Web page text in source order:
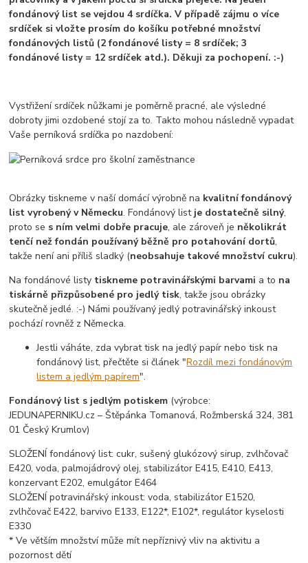
fondánový list se vejdou 4 srdíčka. V případě zájmu o více
srdíček si vložte prosím do košíku potřebné množství
fondánových listů (2 fondánové listy = 8 srdíček; 3
fondánové listy = 12 srdíček atd.). Děkuji za pochopení. :-)
Vystřižení srdíček nůžkami je poměrně pracné, ale výsledné
dobroty jimi ozdobené stojí za to. Takto mohou následně vypadat
Vaše perníková srdíčka po nazdobení:
Obrázky tiskneme v naší domácí výrobně na kvalitní fondánový
list vyrobený v Německu. Fondánový list je dostatečně silný,
proto se s ním velmi dobře pracuje, ale zároveň je několikrát
tenčí než fondán používaný běžně pro potahování dortů,
takže není ani příliš sladký (neobsahuje takové množství cukru).
Na fondánové listy tiskneme potravinářskými barvami a to na
tiskárně přizpůsobené pro jedlý tisk, takže jsou obrázky
skutečně jedlé. :-) Námi používaný jedlý potravinářský inkoust
pochází rovněž z Německa.
Jestli váháte, zda vybrat tisk na jedlý papír nebo tisk na
fondánový list, přečtěte si článek "Rozdíl mezi fondánovým
listem a jedlým papírem".
Fondánový list s jedlým potiskem (výrobce:
JEDUNAPERNIKU.cz – Štěpánka Tomanová, Rožmberská 324, 381
01 Český Krumlov)
SLOŽENÍ fondánový list: cukr, sušený glukózový sirup, zvlhčovač
E420, voda, palmojádrový olej, stabilizátor E415, E410, E413,
konzervant E202, emulgátor E464
SLOŽENÍ potravinářský inkoust: voda, stabilizátor E1520,
zvlhčovač E422, barvivo E133, E122*, E102*, regulátor kyselosti
E330
* Ve větším množství může mít nepříznivý vliv na aktivitu a
pozornost dětí